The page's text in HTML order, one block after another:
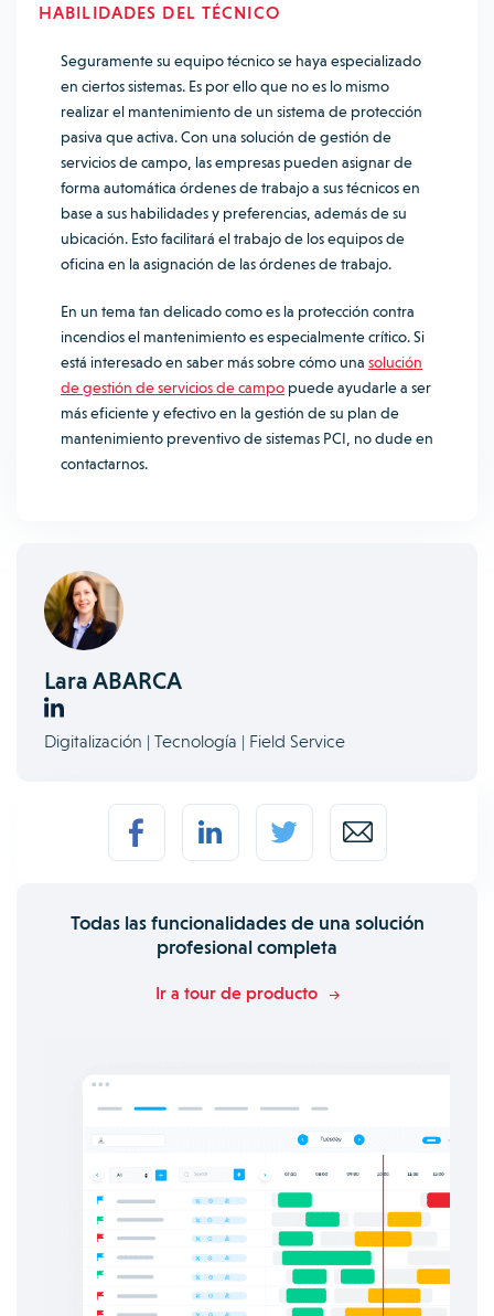
HABILIDADES DEL TÉCNICO
Seguramente su equipo técnico se haya especializado
en ciertos sistemas. Es por ello que no es lo mismo
realizar el mantenimiento de un sistema de protección
pasiva que activa. Con una solución de gestión de
servicios de campo, las empresas pueden asignar de
forma automática órdenes de trabajo a sus técnicos en
base a sus habilidades y preferencias, además de su
ubicación. Esto facilitará el trabajo de los equipos de
oficina en la asignación de las órdenes de trabajo.
En un tema tan delicado como es la protección contra
incendios el mantenimiento es especialmente crítico. Si
está interesado en saber más sobre cómo una solución
de gestión de servicios de campo puede ayudarle a ser
más eficiente y efectivo en la gestión de su plan de
mantenimiento preventivo de sistemas PCI, no dude en
contactarnos.
Lara ABARCA
Digitalización | Tecnología | Field Service
Todas las funcionalidades de una solución
profesional completa
Ir a tour de producto